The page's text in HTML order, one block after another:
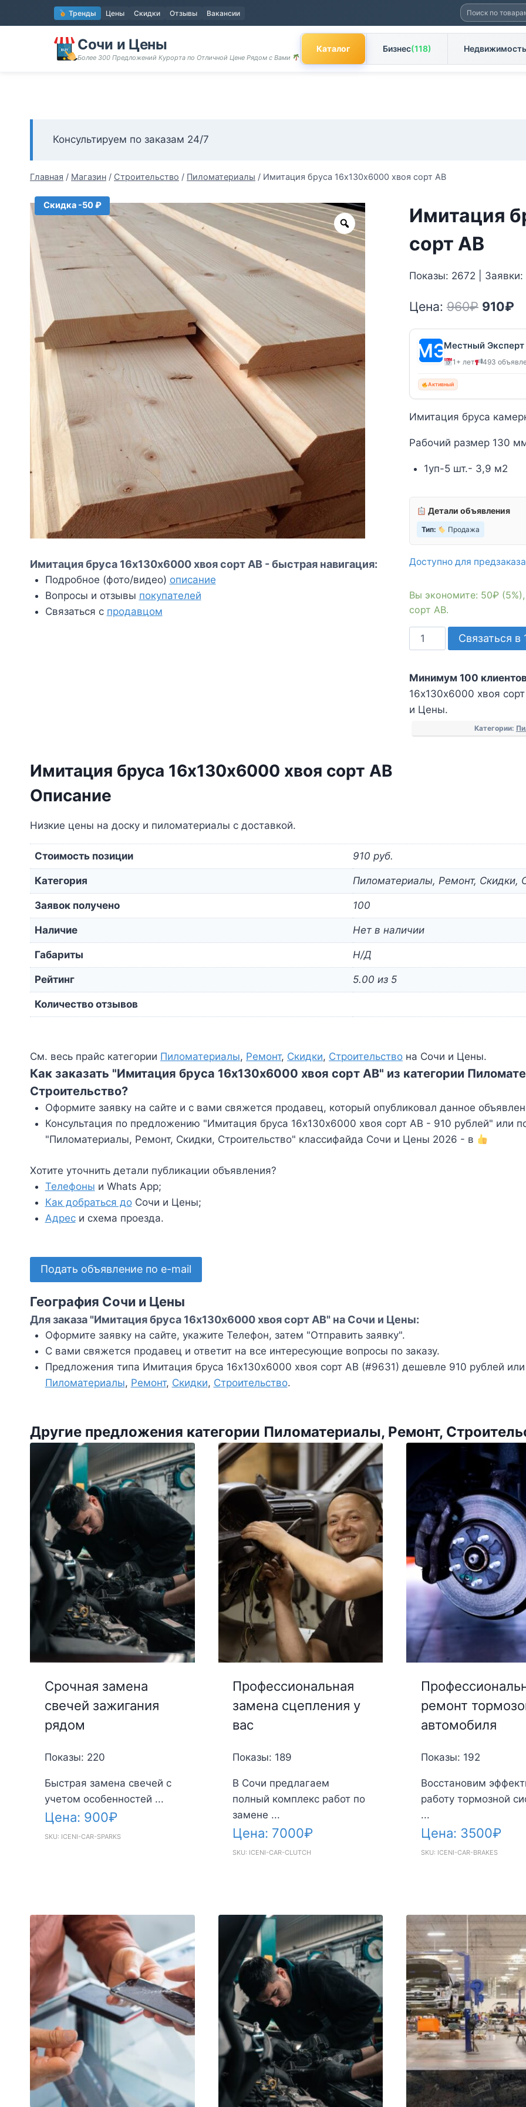
к
содержимому
Тренды Цены Скидки Отзывы Вакансии Искать:
Сочи и Цены
Более 300 Предложений Курорта по Отличной Цене Рядом с Вами
Каталог Бизнес(118) Недвижимость
Консультируем по заказам 24/7
Главная / Магазин / Строительство / Пиломатериалы / Имитация бруса 16х130х6000 хвоя сорт АВ
Скидка -50 ₽
Zoom
Имитация
сорт АВ
Показы: 2672 | Заявки:
Цена: 960₽
цена
960₽.
910₽
Местный Эксперт
1+ лет 493
Активный
Имитация бруса
Рабочий размер 130
1уп-5 шт.- 3,9 м2
Детали объявления
Тип: Продажа
Доступно для предзаказа
Вы экономите: 50₽
сорт АВ.
Количество
товара
бруса
16х130х6000
хвоя
Связаться в
Минимум 100
16х130х6000 хвоя
и Цены.
Категории:
Имитация бруса 16х130х6000 хвоя сорт АВ - быстрая навигация:
Подробное (фото/видео) описание
Вопросы и отзывы покупателей
Связаться с продавцом
Имитация бруса 16х130х6000 хвоя сорт АВ
Описание
Низкие цены на доску и пиломатериалы с доставкой.
Стоимость позиции 910 руб.
Категория Пиломатериалы, Ремонт, Скидки,
Заявок получено 100
Наличие Нет в наличии
Габариты Н/Д
Рейтинг 5.00 из 5
Количество отзывов
См. весь прайс категории Пиломатериалы, Ремонт, Скидки, Строительство на Сочи и Цены.
Как заказать "Имитация бруса 16х130х6000 хвоя сорт АВ" из категории
Строительство?
Оформите заявку на сайте и с вами свяжется продавец, который опубликовал данное
Консультация по предложению "Имитация бруса 16х130х6000 хвоя сорт АВ - 910 рублей" или
"Пиломатериалы, Ремонт, Скидки, Строительство" классифайда Сочи и Цены 2026 - в
Хотите уточнить детали публикации объявления?
Телефоны и Whats App;
Как добраться доСочи и Цены;
Адреси схема проезда.
Подать объявление по e-mail
География Сочи и Цены
Для заказа "Имитация бруса 16х130х6000 хвоя сорт АВ" на Сочи и Цены:
Оформите заявку на сайте, укажите Телефон, затем "Отправить заявку".
С вами свяжется продавец и ответит на все интересующие вопросы по заказу.
Предложения типа Имитация бруса 16х130х6000 хвоя сорт АВ (#9631) дешевле 910 рублей
Пиломатериалы, Ремонт, Скидки, Строительство.
Другие предложения категории Пиломатериалы, Ремонт,
Срочная замена
свечей зажигания
рядом
Показы: 220
Быстрая замена свечей с
учетом особенностей ...
Цена: 900₽
SKU: ICENI-CAR-SPARKS
Профессиональная
замена сцепления у
вас
Показы: 189
В Сочи предлагаем
полный комплекс работ по
замене ...
Цена: 7000₽
SKU: ICENI-CAR-CLUTCH
ремонт
автомобиля
Показы: 192
Восстановим
работу тормозной
...
Цена: 3500₽
SKU: ICENI-CAR-BRAKES